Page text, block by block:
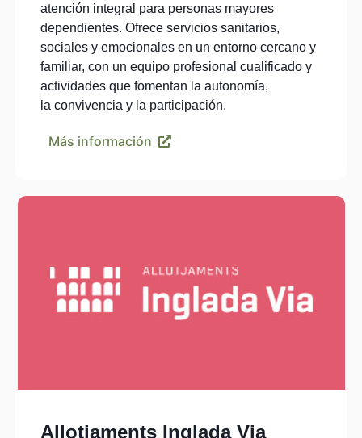
atención integral para personas mayores
dependientes. Ofrece servicios sanitarios,
sociales y emocionales en un entorno cercano y
familiar, con un equipo profesional cualificado y
actividades que fomentan la autonomía,
la convivencia y la participación.
Más información
Allotjaments Inglada Via